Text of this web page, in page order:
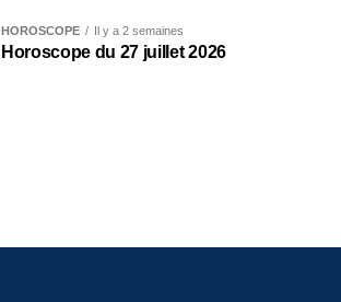
HOROSCOPE Il y a 2 semaines
Horoscope du 27 juillet 2026